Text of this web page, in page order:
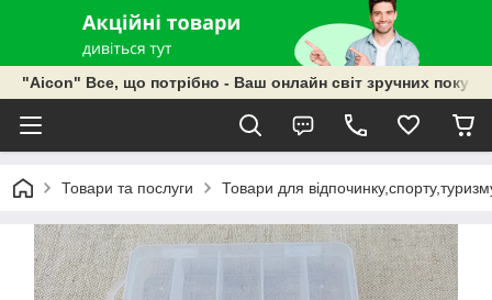
"Aicon" Все, що потрібно - Ваш онлайн світ зручних
Товари та послуги Товари для